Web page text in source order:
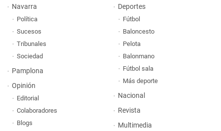
Navarra
Política
Sucesos
Tribunales
Sociedad
Pamplona
Opinión
Editorial
Colaboradores
Blogs
Deportes
Fútbol
Baloncesto
Pelota
Balonmano
Fútbol sala
Más deporte
Nacional
Revista
Multimedia